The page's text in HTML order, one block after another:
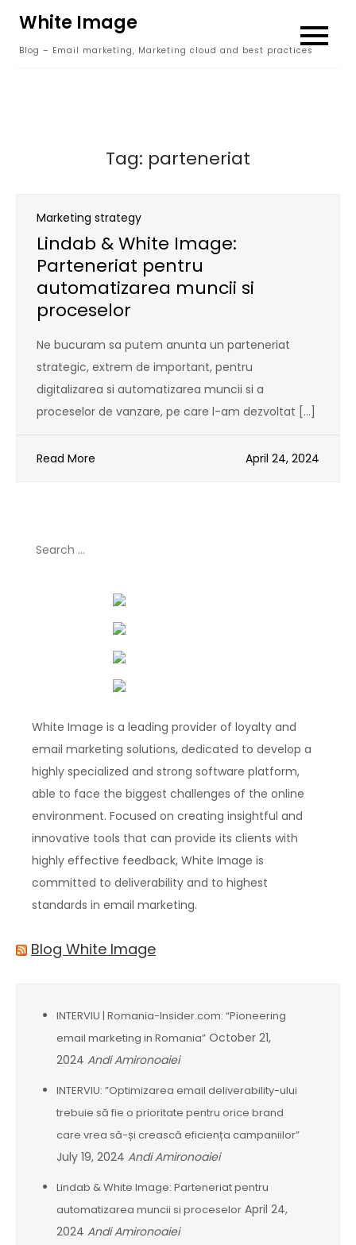
content
White Image
Blog – Email marketing, Marketing cloud and best practices
Tag: parteneriat
Marketing strategy
Lindab & White Image:
Parteneriat pentru
automatizarea muncii si
proceselor
Ne bucuram sa putem anunta un parteneriat
strategic, extrem de important, pentru
digitalizarea si automatizarea muncii si a
proceselor de vanzare, pe care l-am dezvoltat […]
Read More April 24, 2024
White Image is a leading provider of loyalty and
email marketing solutions, dedicated to develop a
highly specialized and strong software platform,
able to face the biggest challenges of the online
environment. Focused on creating insightful and
innovative tools that can provide its clients with
highly effective feedback, White Image is
committed to deliverability and to highest
standards in email marketing.
Blog White Image
INTERVIU | Romania-Insider.com: “Pioneering
email marketing in Romania” October 21,
2024 Andi Amironoaiei
INTERVIU: ”Optimizarea email deliverability-ului
trebuie să fie o prioritate pentru orice brand
care vrea să-și crească eficiența campaniilor”
July 19, 2024 Andi Amironoaiei
Lindab & White Image: Parteneriat pentru
automatizarea muncii si proceselor April 24,
2024 Andi Amironoaiei